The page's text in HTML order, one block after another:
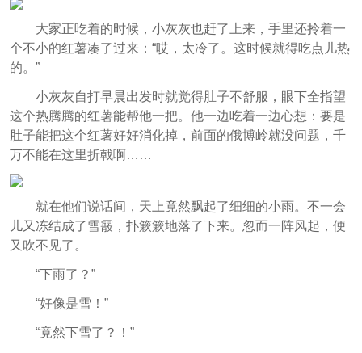
大家正吃着的时候，小灰灰也赶了上来，手里还拎着一
个不小的红薯凑了过来：“哎，太冷了。这时候就得吃点儿热
的。”
小灰灰自打早晨出发时就觉得肚子不舒服，眼下全指望
这个热腾腾的红薯能帮他一把。他一边吃着一边心想：要是
肚子能把这个红薯好好消化掉，前面的俄博岭就没问题，千
万不能在这里折戟啊……
就在他们说话间，天上竟然飘起了细细的小雨。不一会
儿又冻结成了雪霰，扑簌簌地落了下来。忽而一阵风起，便
又吹不见了。
“下雨了？”
“好像是雪！”
“竟然下雪了？！”